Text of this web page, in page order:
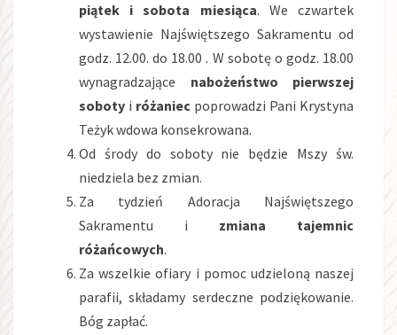
piątek i sobota miesiąca. We czwartek
wystawienie Najświętszego Sakramentu od
godz. 12.00. do 18.00 . W sobotę o godz. 18.00
wynagradzające nabożeństwo pierwszej
soboty i różaniec poprowadzi Pani Krystyna
Teżyk wdowa konsekrowana.
Od środy do soboty nie będzie Mszy św.
niedziela bez zmian.
Za tydzień Adoracja Najświętszego
Sakramentu i zmiana tajemnic
różańcowych.
Za wszelkie ofiary i pomoc udzieloną naszej
parafii, składamy serdeczne podziękowanie.
Bóg zapłać.